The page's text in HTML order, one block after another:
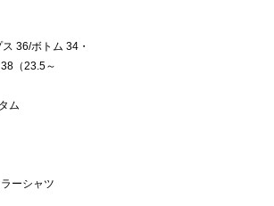
36/ボトム 34・
（23.5～
ム
ーシャツ